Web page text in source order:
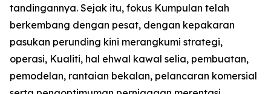
tandingannya. Sejak itu, fokus Kumpulan telah
berkembang dengan pesat, dengan kepakaran
pasukan perunding kini merangkumi strategi,
operasi, Kualiti, hal ehwal kawal selia, pembuatan,
pemodelan, rantaian bekalan, pelancaran komersial